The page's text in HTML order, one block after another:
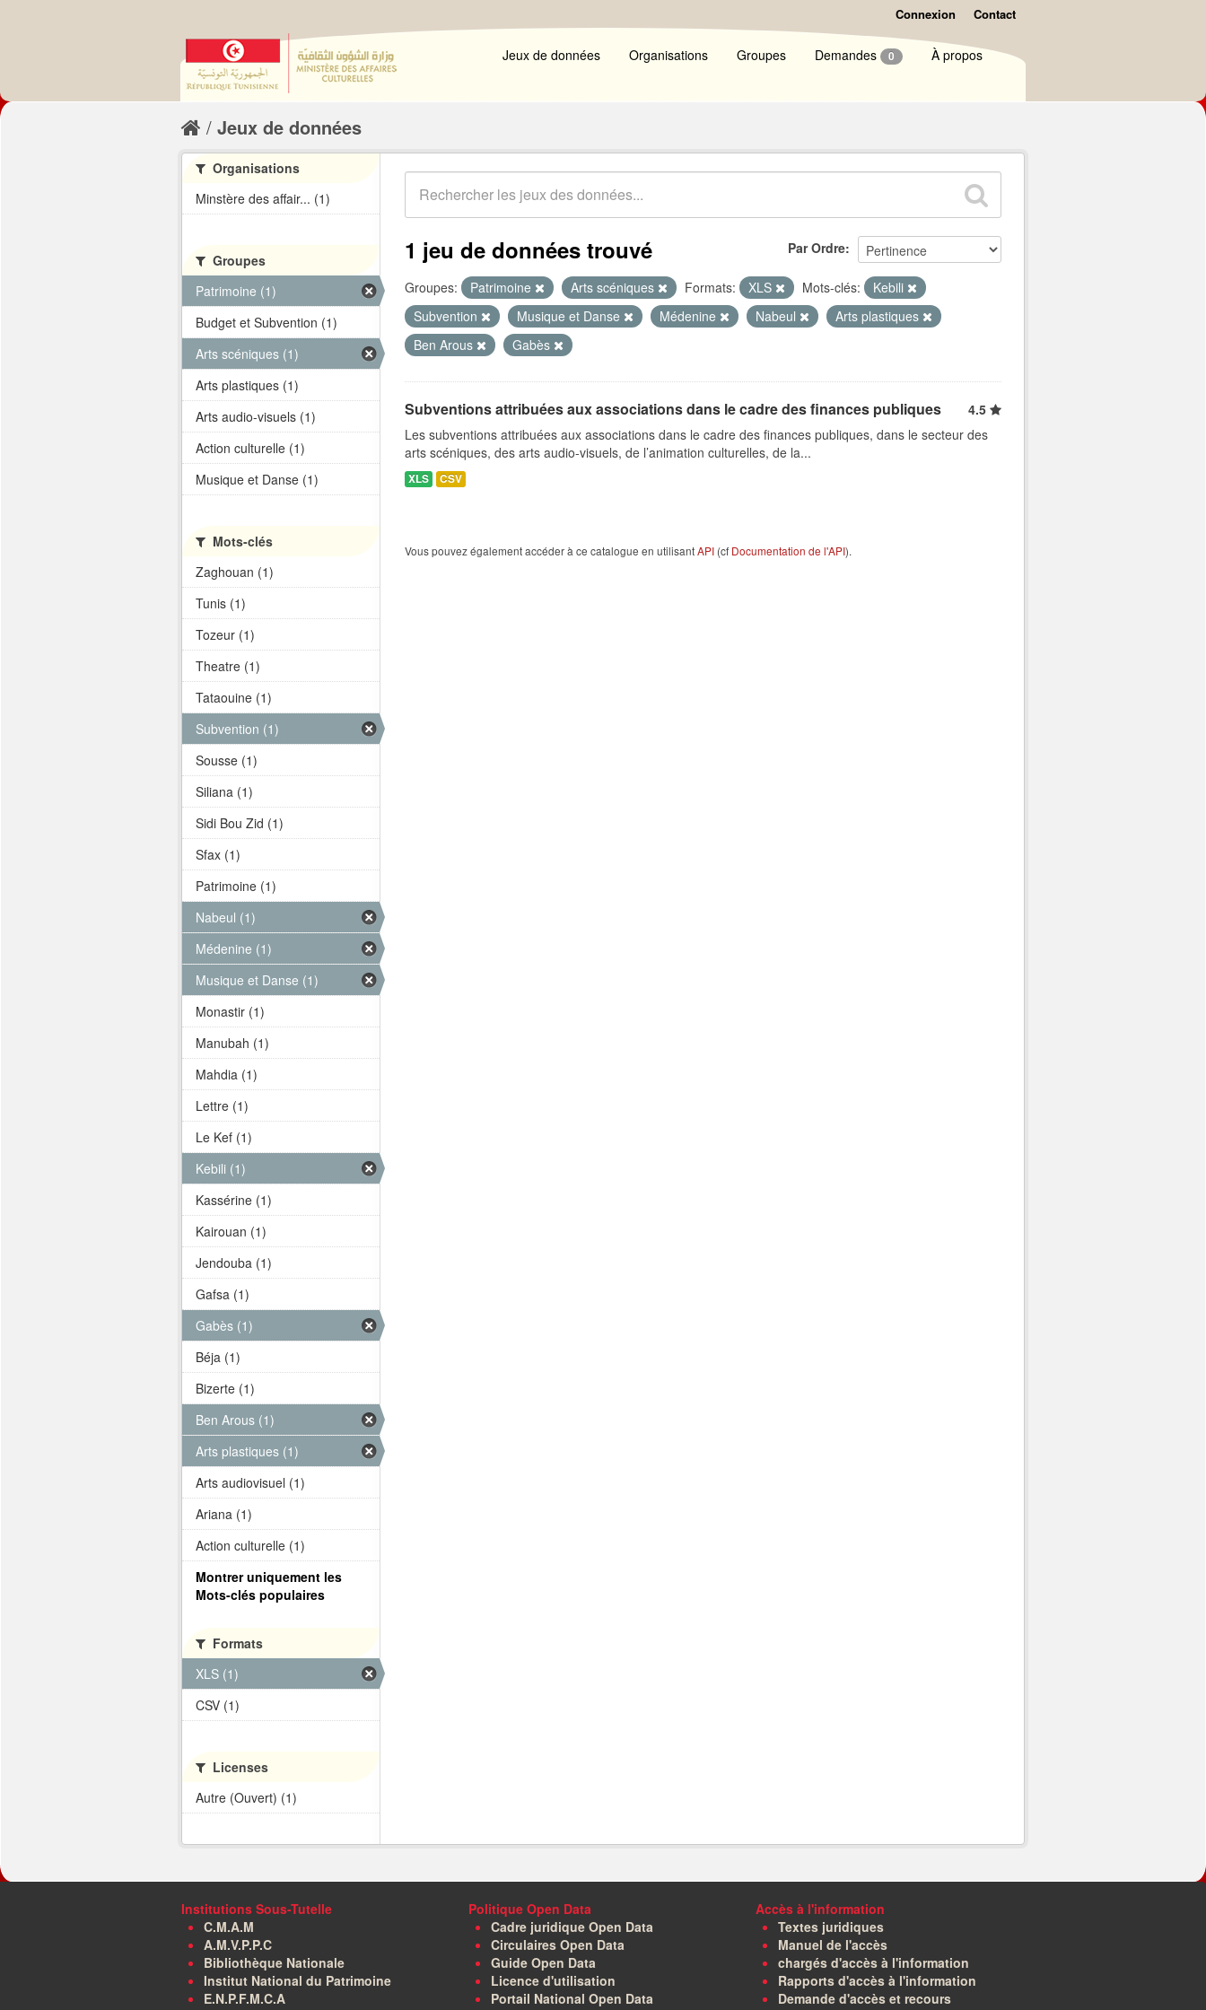
Connexion Contact
Jeux de données Organisations Groupes Demandes 0 À propos
Jeux de données
Par Ordre
1 jeu de données trouvé
Groupes: Patrimoine Arts scéniques Formats: XLS Mots-clés:
Kebili
Subvention
Musique et Danse Médenine Nabeul
Arts plastiques
Ben Arous
Gabès
Subventions attribuées aux associations dans le cadre des finances publiques
4.5
Les subventions attribuées aux associations dans le cadre des finances publiques, dans le secteur des
arts scéniques, des arts audio-visuels, de l’animation culturelles, de la...
XLS CSV
Vous pouvez également accéder à ce catalogue en utilisantAPI (cf Documentation de l'API).
Organisations
Minstère des affair... (1)
Groupes
Patrimoine (1)
Budget et Subvention (1)
Arts scéniques (1)
Arts plastiques (1)
Arts audio-visuels (1)
Action culturelle (1)
Musique et Danse (1)
Mots-clés
Zaghouan (1)
Tunis (1)
Tozeur (1)
Theatre (1)
Tataouine (1)
Subvention (1)
Sousse (1)
Siliana (1)
Sidi Bou Zid (1)
Sfax (1)
Patrimoine (1)
Nabeul (1)
Médenine (1)
Musique et Danse (1)
Monastir (1)
Manubah (1)
Mahdia (1)
Lettre (1)
Le Kef (1)
Kebili (1)
Kassérine (1)
Kairouan (1)
Jendouba (1)
Gafsa (1)
Gabès (1)
Béja (1)
Bizerte (1)
Ben Arous (1)
Arts plastiques (1)
Arts audiovisuel (1)
Ariana (1)
Action culturelle (1)
Montrer uniquement les
Mots-clés populaires
Formats
XLS (1)
CSV (1)
Licenses
Autre (Ouvert) (1)
Institutions Sous-Tutelle
C.M.A.M
A.M.V.P.P.C
Bibliothèque Nationale
Institut National du Patrimoine
E.N.P.F.M.C.A
Politique Open Data
Cadre juridique Open Data
Circulaires Open Data
Guide Open Data
Licence d'utilisation
Portail National Open Data
Accès à l'information
Textes juridiques
Manuel de l'accès
chargés d'accès à l'information
Rapports d'accès à l'information
Demande d'accès et recours